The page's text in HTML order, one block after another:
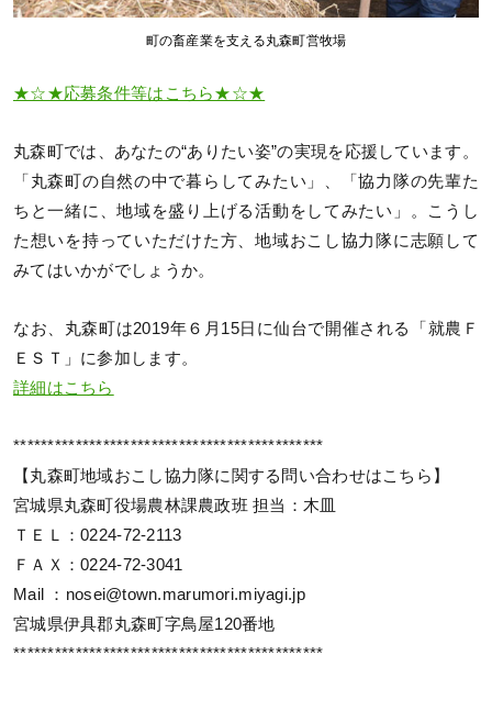
町の畜産業を支える丸森町営牧場
★☆★応募条件等はこちら★☆★
丸森町では、あなたの“ありたい姿”の実現を応援しています。
「丸森町の自然の中で暮らしてみたい」、「協力隊の先輩た
ちと一緒に、地域を盛り上げる活動をしてみたい」。こうし
た想いを持っていただけた方、地域おこし協力隊に志願して
みてはいかがでしょうか。
なお、丸森町は2019年６月15日に仙台で開催される「就農Ｆ
ＥＳＴ」に参加します。
詳細はこちら
*********************************************
【丸森町地域おこし協力隊に関する問い合わせはこちら】
宮城県丸森町役場農林課農政班 担当：木皿
ＴＥＬ：0224-72-2113
ＦＡＸ：0224-72-3041
Mail ：nosei@town.marumori.miyagi.jp
宮城県伊具郡丸森町字鳥屋120番地
*********************************************